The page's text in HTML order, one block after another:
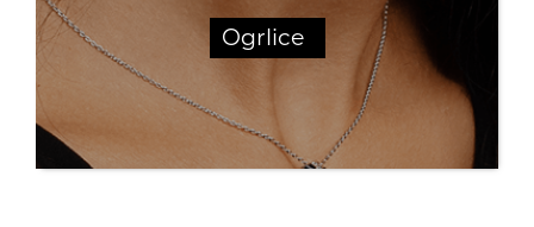
Ogrlice